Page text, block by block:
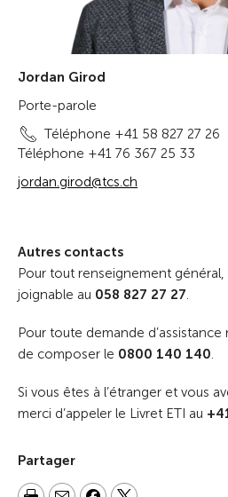
Jordan Girod
Porte-parole
Téléphone +41 58 827 27 26
Téléphone +41 76 367 25 33
jordan.girod@tcs.ch
Autres contacts
Pour tout renseignement
joignable au 058 827 27 27.
Pour toute demande d’assistance
de composer le 0800 140 140.
Si vous êtes à l’étranger et vous
merci d’appeler le Livret ETI au
Partager